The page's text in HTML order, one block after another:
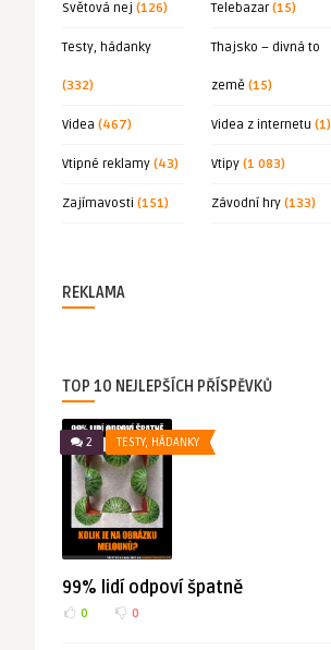
Světová nej (126) Telebazar(15)
Testy, hádanky
(332)
Thajsko – divná to
země (15)
Videa (467) Videa z internetu (1)
Vtipné reklamy (43) Vtipy (1 083)
Zajímavosti (151) Závodní hry (133)
REKLAMA
TOP 10 NEJLEPŠÍCH PŘÍSPĚVKŮ
2 TESTY, HÁDANKY
99% lidí odpoví špatně
0 0